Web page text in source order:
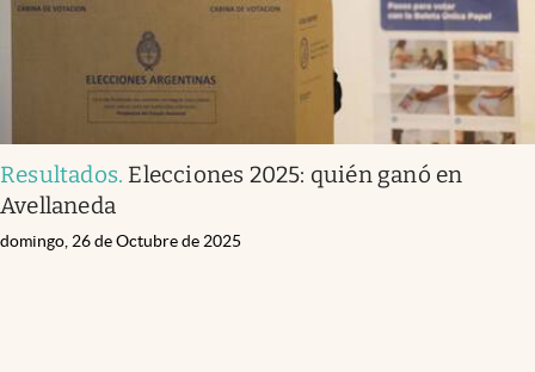
Resultados. Elecciones 2025: quién ganó en
Avellaneda
domingo, 26 de Octubre de 2025